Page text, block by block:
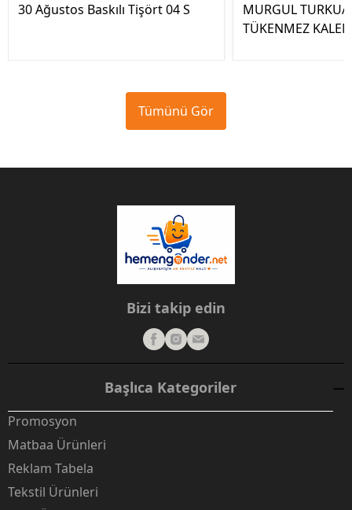
30 Ağustos Baskılı Tişört 04 S
MURGUL
TÜKENMEZ
Tümünü Gör
Bizi takip edin
Başlıca Kategoriler
Promosyon
Matbaa Ürünleri
Reklam Tabela
Tekstil Ürünleri